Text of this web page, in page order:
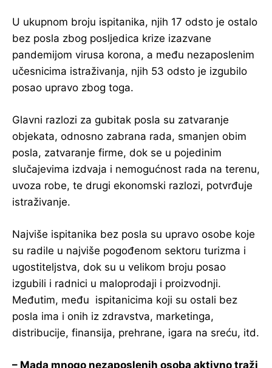
U ukupnom broju ispitanika, njih 17 odsto je ostalo
bez posla zbog posljedica krize izazvane
pandemijom virusa korona, a među nezaposlenim
učesnicima istraživanja, njih 53 odsto je izgubilo
posao upravo zbog toga.
Glavni razlozi za gubitak posla su zatvaranje
objekata, odnosno zabrana rada, smanjen obim
posla, zatvaranje firme, dok se u pojedinim
slučajevima izdvaja i nemogućnost rada na terenu,
uvoza robe, te drugi ekonomski razlozi, potvrđuje
istraživanje.
Najviše ispitanika bez posla su upravo osobe koje
su radile u najviše pogođenom sektoru turizma i
ugostiteljstva, dok su u velikom broju posao
izgubili i radnici u maloprodaji i proizvodnji.
Međutim, među ispitanicima koji su ostali bez
posla ima i onih iz zdravstva, marketinga,
distribucije, finansija, prehrane, igara na sreću, itd.
– Mada mnogo nezaposlenih osoba aktivno traži